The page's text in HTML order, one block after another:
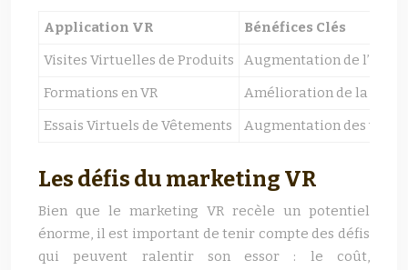
Application VR
Bénéfices Clés
Visites Virtuelles de Produits
Augmentation de
Formations en VR
Amélioration de la
Essais Virtuels de Vêtements
Augmentation des
Les défis du marketing VR
Bien que le marketing VR recèle un potentiel
énorme, il est important de tenir compte des défis
qui peuvent ralentir son essor : le coût,